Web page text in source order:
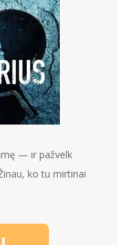
— ir pažvelk
ko tu mirtinai